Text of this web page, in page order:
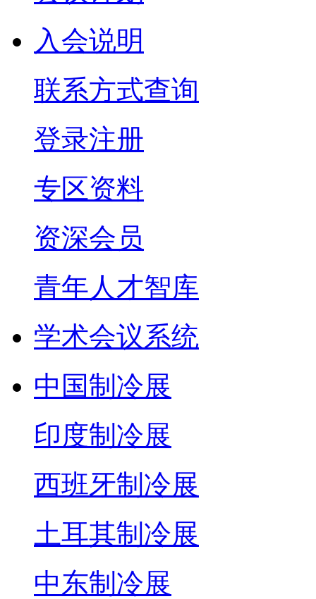
入会说明
联系方式查询
登录注册
专区资料
资深会员
青年人才智库
学术会议系统
中国制冷展
印度制冷展
西班牙制冷展
土耳其制冷展
中东制冷展